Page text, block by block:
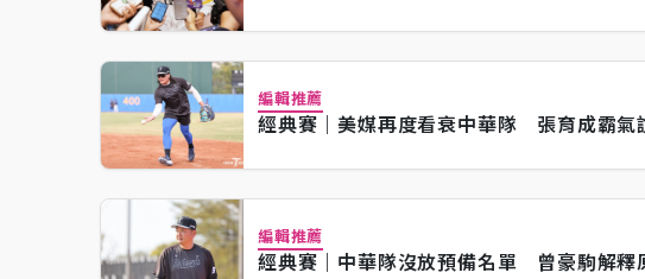
編輯推薦
經典賽｜美媒再度看衰中華隊 張育成霸氣
編輯推薦
經典賽｜中華隊沒放預備名單 曾豪駒解釋